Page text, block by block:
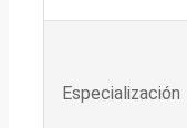
Especialización